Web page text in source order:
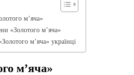
м’яча»
«Золотого м’яча»
м’яча» українці
м’яча»